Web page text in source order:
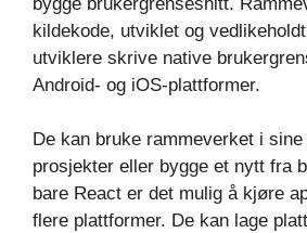
kildekode, utviklet og
utviklere skrive native
Android- og iOS-plattformer.
De kan bruke rammeverket i
prosjekter eller bygge et nytt fra
bare React er det mulig å kjøre
flere plattformer. De kan lage